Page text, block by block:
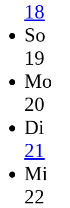
18
So
19
Mo
20
Di
21
Mi
22